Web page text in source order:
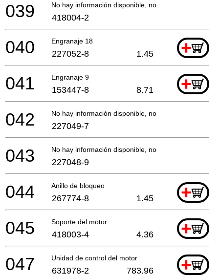
No hay información disponible, no se puede pedir
039 418004-2
Engranaje 18 +
040 227052-8 1.45
Engranaje 9 +
041 153447-8 8.71
No hay información disponible, no se puede pedir
042 227049-7
No hay información disponible, no se puede pedir
043 227048-9
Anillo de bloqueo +
044 267774-8 1.45
Soporte del motor +
045 418003-4 4.36
Unidad de control del motor +
047 631978-2 783.96